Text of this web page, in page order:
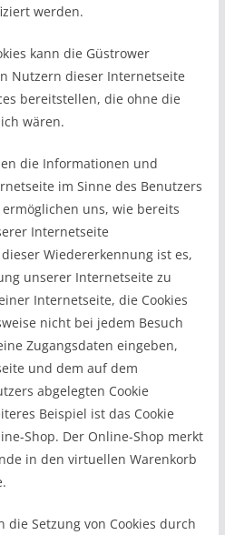
werden.
kann die Güstrower
Nutzern dieser Internetseite
bereitstellen, die ohne die
wären.
die Informationen und
im Sinne des Benutzers
uns, wie bereits
Internetseite
Wiedererkennung ist es,
unserer Internetseite zu
Internetseite, die Cookies
nicht bei jedem Besuch
Zugangsdaten eingeben,
und dem auf dem
abgelegten Cookie
Beispiel ist das Cookie
Shop. Der Online-Shop merkt
in den virtuellen Warenkorb
die Setzung von Cookies durch